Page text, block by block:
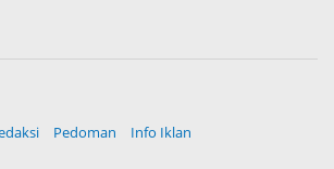
Copyright ©2026 Persnews